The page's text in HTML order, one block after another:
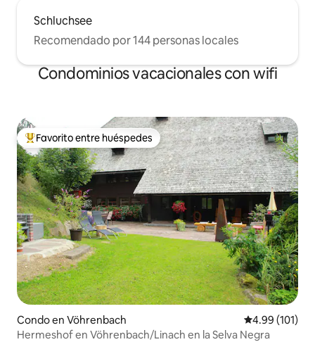
Schluchsee
Recomendado por 144 personas locales
Condominios vacacionales con wifi
Favorito entre huéspedes preferido
Favorito entre huéspedes
Condo en Vöhrenbach Calificación
4.99 (101)
Hermeshof en Vöhrenbach/Linach en la Selva Negra